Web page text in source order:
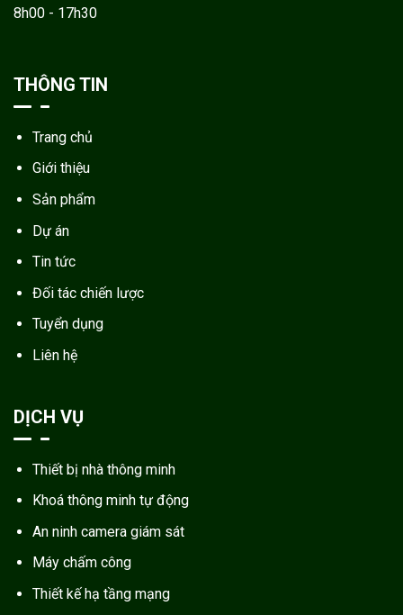
8h00 - 17h30
THÔNG TIN
Trang chủ
Giới thiệu
Sản phẩm
Dự án
Tin tức
Đối tác chiến lược
Tuyển dụng
Liên hệ
DỊCH VỤ
Thiết bị nhà thông minh
Khoá thông minh tự động
An ninh camera giám sát
Máy chấm công
Thiết kế hạ tầng mạng